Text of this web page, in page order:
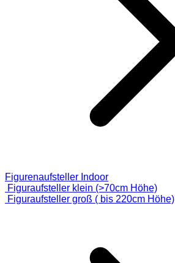
Figurenaufsteller Indoor
Figuraufsteller klein (>70cm Höhe)
Figuraufsteller groß ( bis 220cm Höhe)